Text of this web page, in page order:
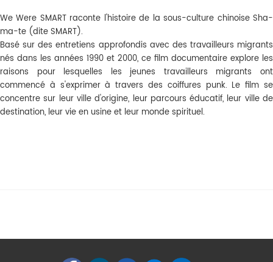
We Were SMART raconte l'histoire de la sous-culture chinoise Sha-
ma-te (dite SMART).
Basé sur des entretiens approfondis avec des travailleurs migrants
nés dans les années 1990 et 2000, ce film documentaire explore les
raisons pour lesquelles les jeunes travailleurs migrants ont
commencé à s'exprimer à travers des coiffures punk. Le film se
concentre sur leur ville d'origine, leur parcours éducatif, leur ville de
destination, leur vie en usine et leur monde spirituel.